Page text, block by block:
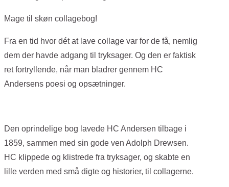
Mage til skøn collagebog!
Fra en tid hvor dét at lave collage var for de få, nemlig
dem der havde adgang til tryksager. Og den er faktisk
ret fortryllende, når man bladrer gennem HC
Andersens poesi og opsætninger.
Den oprindelige bog lavede HC Andersen tilbage i
1859, sammen med sin gode ven Adolph Drewsen.
HC klippede og klistrede fra tryksager, og skabte en
lille verden med små digte og historier, til collagerne.